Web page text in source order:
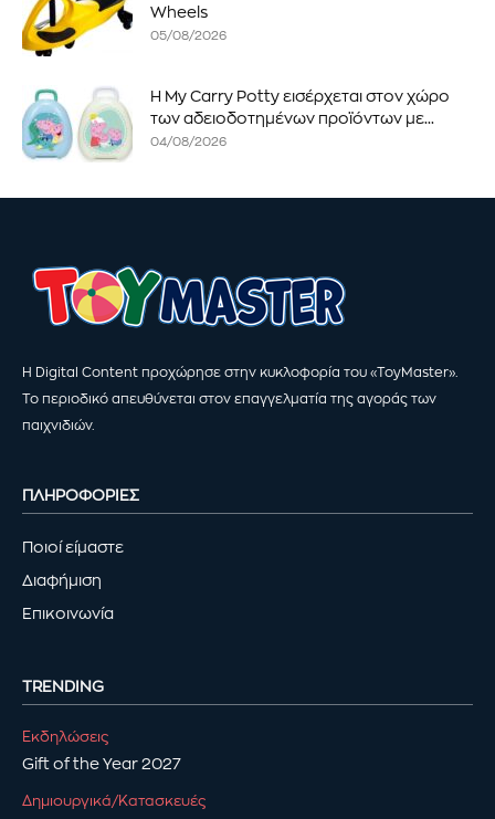
Wheels
05/08/2026
Η My Carry Potty εισέρχεται στον χώρο
των αδειοδοτημένων προϊόντων με...
04/08/2026
Η Digital Content προχώρησε στην κυκλοφορία του «ToyMaster».
Το περιοδικό απευθύνεται στον επαγγελματία της αγοράς των
παιχνιδιών.
ΠΛΗΡΟΦΟΡΙΕΣ
Ποιοί είμαστε
Διαφήμιση
Επικοινωνία
TRENDING
Εκδηλώσεις
Gift of the Year 2027
Δημιουργικά/Κατασκευές